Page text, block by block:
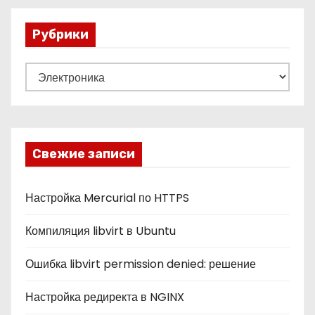
Рубрики
у
к
и
Свежие записи
Настройка Mercurial по HTTPS
Компиляция libvirt в Ubuntu
Ошибка libvirt permission denied: решение
Настройка редиректа в NGINX